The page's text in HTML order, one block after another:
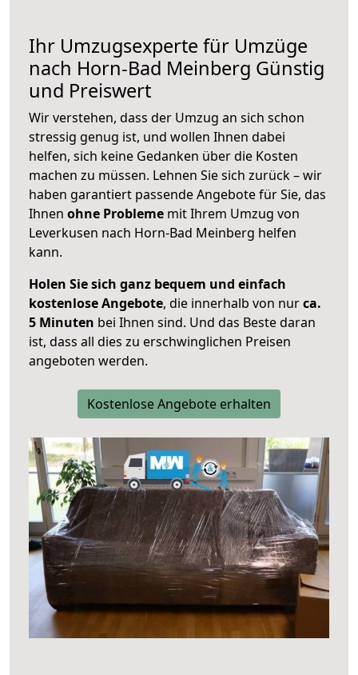
Ihr Umzugsexperte für Umzüge
nach Horn-Bad Meinberg Günstig
und Preiswert
Wir verstehen, dass der Umzug an sich schon
stressig genug ist, und wollen Ihnen dabei
helfen, sich keine Gedanken über die Kosten
machen zu müssen. Lehnen Sie sich zurück – wir
haben garantiert passende Angebote für Sie, das
Ihnen ohne Probleme mit Ihrem Umzug von
Leverkusen nach Horn-Bad Meinberg helfen
kann.
Holen Sie sich ganz bequem und einfach
kostenlose Angebote, die innerhalb von nurca.
5 Minuten bei Ihnen sind. Und das Beste daran
ist, dass all dies zu erschwinglichen Preisen
angeboten werden.
Kostenlose Angebote erhalten